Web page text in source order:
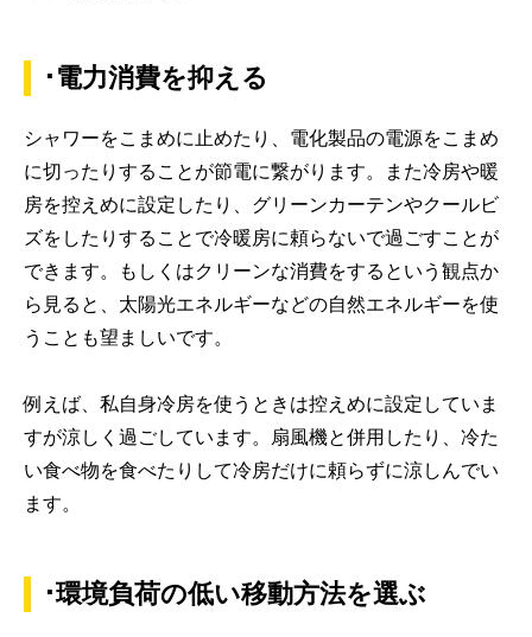
･電力消費を抑える
シャワーをこまめに止めたり、電化製品の電源をこまめ
に切ったりすることが節電に繋がります。また冷房や暖
房を控えめに設定したり、グリーンカーテンやクールビ
ズをしたりすることで冷暖房に頼らないで過ごすことが
できます。もしくはクリーンな消費をするという観点か
ら見ると、太陽光エネルギーなどの自然エネルギーを使
うことも望ましいです。
例えば、私自身冷房を使うときは控えめに設定していま
すが涼しく過ごしています。扇風機と併用したり、冷た
い食べ物を食べたりして冷房だけに頼らずに涼しんでい
ます。
･環境負荷の低い移動方法を選ぶ